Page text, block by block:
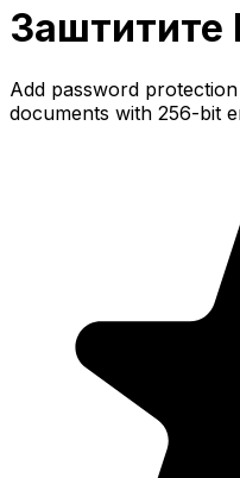
Add password
documents with 256-bit